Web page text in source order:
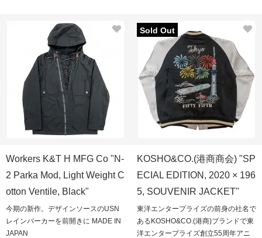
Workers K&T H MFG Co "N-
2 Parka Mod, Light Weight C
otton Ventile, Black"
今期の新作。デザインソースのUSN
レインパーカーを前開きに MADE IN
JAPAN
Sold Out
KOSHO&CO.(港商商会) "SP
ECIAL EDITION, 2020 × 196
5, SOUVENIR JACKET"
東洋エンタープライズの前身の社名で
あるKOSHO&CO.(港商)ブランドで東
洋エンタープライズ創立55周年アニ